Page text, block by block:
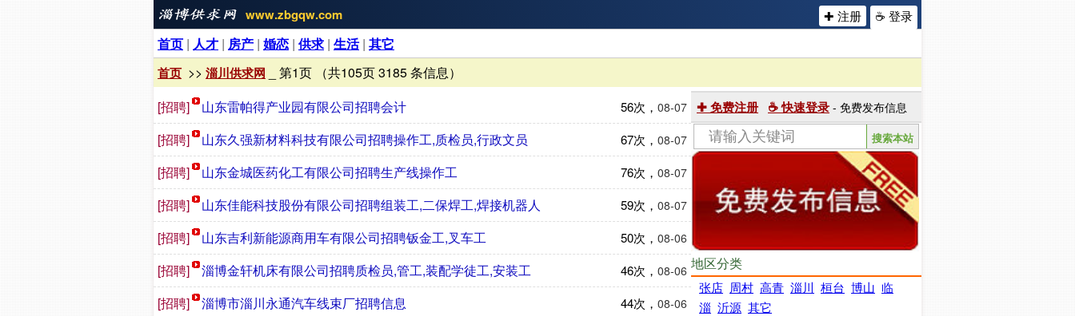
www.zbgqw.com ☕ 登录
✚ 注册
首页 | 人才 | 房产 | 婚恋 | 供求| 生活| 其它
首页 >> 淄川供求网 _ 第1页 （共105页 3185 条信息）
✚ 免费注册 ☕ 快速登录 - 免费发布信息
地区分类
张店 周村 高青 淄川 桓台 博山 临
淄 沂源 其它
08-07
56次，
[招聘] 山东雷帕得产业园有限公司招聘会计
08-07
67次，
[招聘] 山东久强新材料科技有限公司招聘操作工,质检员,行政文员
08-07
76次，
[招聘] 山东金城医药化工有限公司招聘生产线操作工
08-07
59次，
[招聘] 山东佳能科技股份有限公司招聘组装工,二保焊工,焊接机器人
08-06
50次，
[招聘] 山东吉利新能源商用车有限公司招聘钣金工,叉车工
08-06
46次，
[招聘] 淄博金轩机床有限公司招聘质检员,管工,装配学徒工,安装工
08-06
44次，
[招聘] 淄博市淄川永通汽车线束厂招聘信息